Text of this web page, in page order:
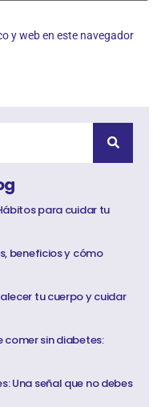
y web en este navegador
para cuidar tu
beneficios y cómo
tu cuerpo y cuidar
comer sin diabetes:
Una señal que no debes